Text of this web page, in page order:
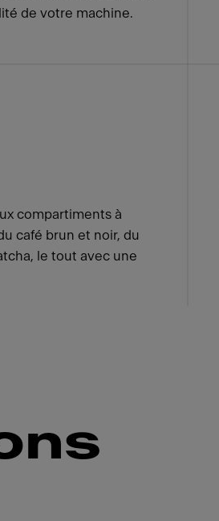
de votre machine.
compartiments à
café brun et noir, du
le tout avec une